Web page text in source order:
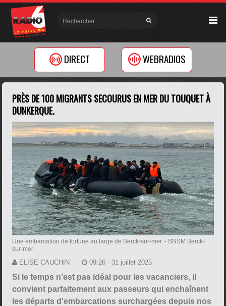
DIRECT WEBRADIOS
PRÈS DE 100 MIGRANTS SECOURUS EN MER DU TOUQUET À
DUNKERQUE.
Une embarcation de fortune au large de Berck-sur-mer. - SNSM Berck-
sur-mer
ELISE CAUCHIN 09:26 - 31 juillet 2025
Si le temps n’est pas idéal pour les vacanciers, il
convient parfaitement aux passeurs qui enchaînent
les départs d'embarcations surchargées depuis nos